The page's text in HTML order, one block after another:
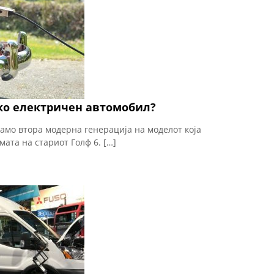
електричен автомобил?
втора модерна генерација на моделот која
на стариот Голф 6. […]